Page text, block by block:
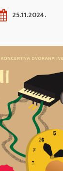
25.11.2024.